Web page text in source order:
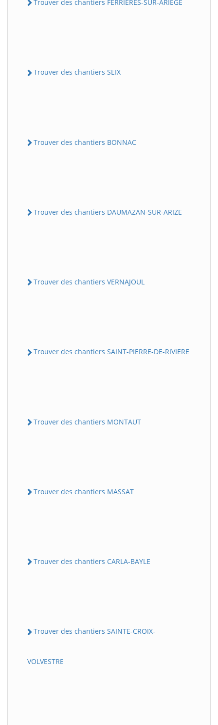
Trouver des chantiers FERRIERES-SUR-ARIEGE
Trouver des chantiers SEIX
Trouver des chantiers BONNAC
Trouver des chantiers DAUMAZAN-SUR-ARIZE
Trouver des chantiers VERNAJOUL
Trouver des chantiers SAINT-PIERRE-DE-RIVIERE
Trouver des chantiers MONTAUT
Trouver des chantiers MASSAT
Trouver des chantiers CARLA-BAYLE
Trouver des chantiers SAINTE-CROIX-
VOLVESTRE